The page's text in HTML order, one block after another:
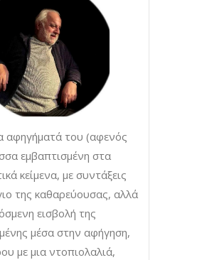
αφηγήματά του (αφενός
εμβαπτισμένη στα
κείμενα, με συντάξεις
της καθαρεύουσας, αλλά
εισβολή της
μέσα στην αφήγηση,
με μια ντοπιολαλιά,